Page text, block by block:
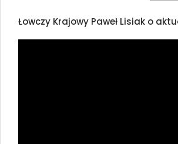
Łowczy Krajowy Paweł Lisiak o